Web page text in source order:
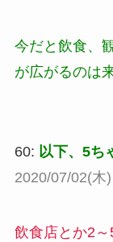
今だと飲食、
が広がるのは
60: 以下、5ち
2020/07/02(木
飲食店とか2